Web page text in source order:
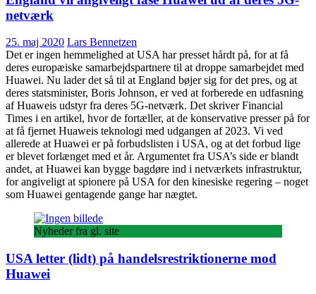
netværk
25. maj 2020 Lars Bennetzen
Det er ingen hemmelighed at USA har presset hårdt på, for at få
deres europæiske samarbejdspartnere til at droppe samarbejdet med
Huawei. Nu lader det så til at England bøjer sig for det pres, og at
deres statsminister, Boris Johnson, er ved at forberede en udfasning
af Huaweis udstyr fra deres 5G-netværk. Det skriver Financial
Times i en artikel, hvor de fortæller, at de konservative presser på for
at få fjernet Huaweis teknologi med udgangen af 2023. Vi ved
allerede at Huawei er på forbudslisten i USA, og at det forbud lige
er blevet forlænget med et år. Argumentet fra USA’s side er blandt
andet, at Huawei kan bygge bagdøre ind i netværkets infrastruktur,
for angiveligt at spionere på USA for den kinesiske regering – noget
som Huawei gentagende gange har nægtet.
Nyheder fra gl. site
USA letter (lidt) på handelsrestriktionerne mod
Huawei